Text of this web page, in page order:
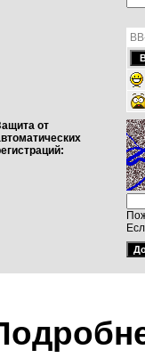
от